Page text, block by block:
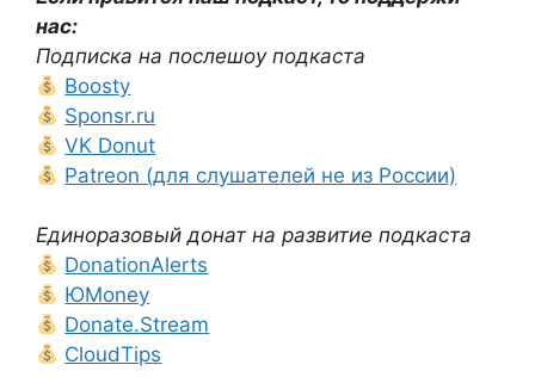
нас:
Подписка на послешоу подкаста
Boosty
Sponsr.ru
VK Donut
Patreon (для слушателей не из России)
Единоразовый донат на развитие подкаста
DonationAlerts
ЮMoney
Donate.Stream
CloudTips